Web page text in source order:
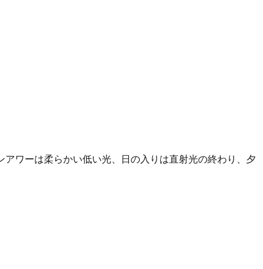
ワーは柔らかい低い光、日の入りは直射光の終わり、夕